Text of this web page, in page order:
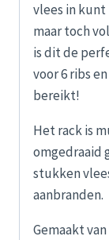
vlees in
maar toch
is dit de
voor 6 ribs
bereikt!
Het rack is
omgedraaid
stukken
aanbranden.
Gemaakt